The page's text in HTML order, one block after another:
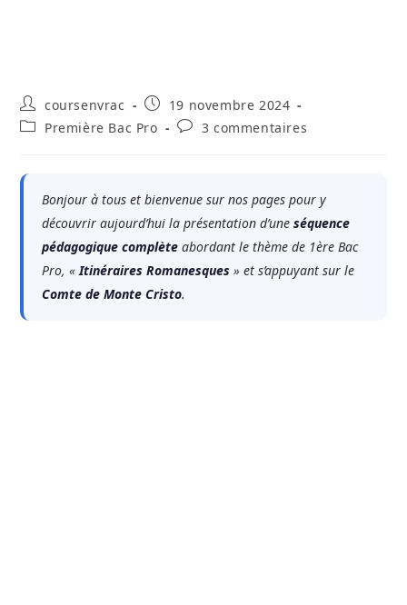
Auteur/autrice
de
la
coursenvrac
Publication
publiée :
19 novembre 2024
PostPremière Bac Pro
Commentaires
3 commentaires
Bonjour à tous et bienvenue sur nos pages pour y
découvrir aujourd’hui la présentation d’uneséquence
pédagogique complète abordant le thème de 1ère Bac
Pro, «Itinéraires Romanesques » et s’appuyant sur le
Comte de Monte Cristo.